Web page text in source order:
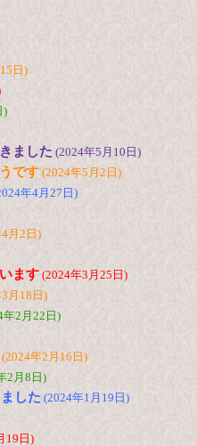
日)
)
ました (2024年5月10日)
です(2024年5月2日)
年4月27日)
月2日)
ます (2024年3月25日)
月18日)
年2月22日)
(2024年2月16日)
2月8日)
した (2024年1月19日)
19日)